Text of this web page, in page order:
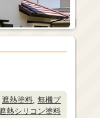
遮熱塗料, 無機プ
熱シリコン塗料